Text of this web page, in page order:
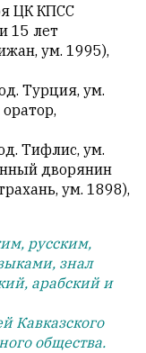
ЦК КПСС
15 лет
ум. 1995),
Турция, ум.
Тифлис, ум.
дворянин
ум. 1898),
русским,
знал
арабский и
Кавказского
общества.